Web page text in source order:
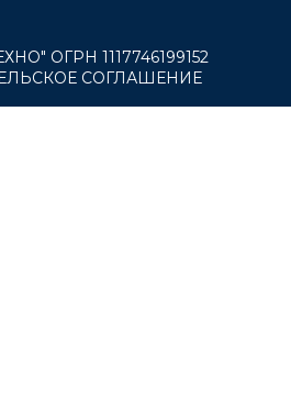
ОГРН 1117746199152
СОГЛАШЕНИЕ